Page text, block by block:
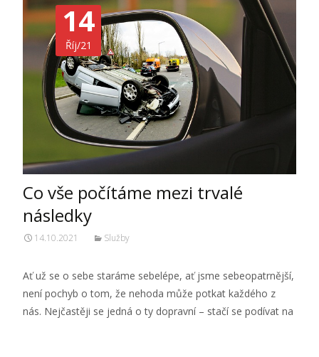
14
Říj/21
Co vše počítáme mezi trvalé
následky
14.10.2021 Služby
Ať už se o sebe staráme sebelépe, ať jsme sebeopatrnější,
není pochyb o tom, že nehoda může potkat každého z
nás. Nejčastěji se jedná o ty dopravní – stačí se podívat na